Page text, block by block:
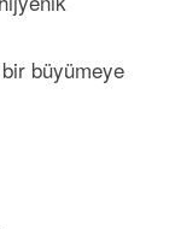
büyümeye